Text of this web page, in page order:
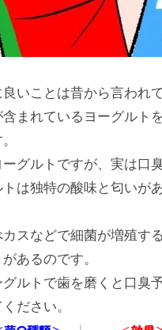
いことは昔から言われ
まれているヨーグルト
グルトですが、実は口
は独特の酸味と匂いが
スなどで細菌が増殖す
あるのです。
ルトで歯を磨くと口臭
ださい。